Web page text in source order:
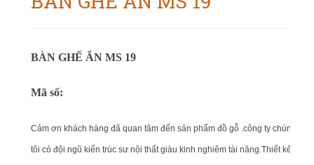
BÀN GHẾ ĂN MS 19
Mã số:
Cảm ơn khách hàng đã quan tâm đến sản phẩm đồ gỗ .công ty chúng
tôi có đội ngũ kiến trúc sư nội thất giàu kinh nghiêm tài năng.Thiết kế